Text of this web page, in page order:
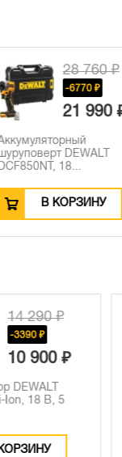
шуруповерт
DCF887M1,
В
Угловая
DEWALT
В